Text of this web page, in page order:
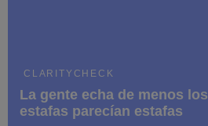
CLARITYCHECK
La gente echa de menos
estafas parecían estafas